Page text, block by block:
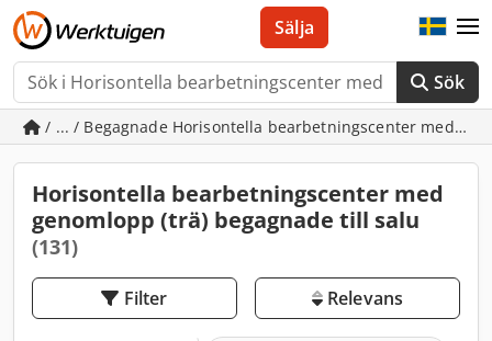
Sök
Sälja
/ ... / Begagnade Horisontella bearbetningscenter med
Horisontella bearbetningscenter med
genomlopp (trä) begagnade till salu
(131)
Filter Relevans